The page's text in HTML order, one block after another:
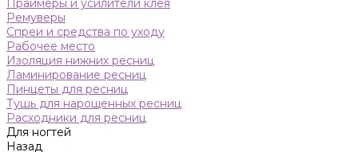
Праймеры и усилители клея
Ремуверы
Спреи и средства по уходу
Рабочее место
Изоляция нижних ресниц
Ламинирование ресниц
Пинцеты для ресниц
Тушь для нарощенных ресниц
Расходники для ресниц
Для ногтей
Назад